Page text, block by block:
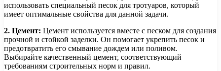
использовать специальный песок для тротуаров, который
имеет оптимальные свойства для данной задачи.
2. Цемент: Цемент используется вместе с песком для создания
прочной и стойкой заделки. Он помогает укрепить песок и
предотвратить его смывание дождем или поливом.
Выбирайте качественный цемент, соответствующий
требованиям строительных норм и правил.